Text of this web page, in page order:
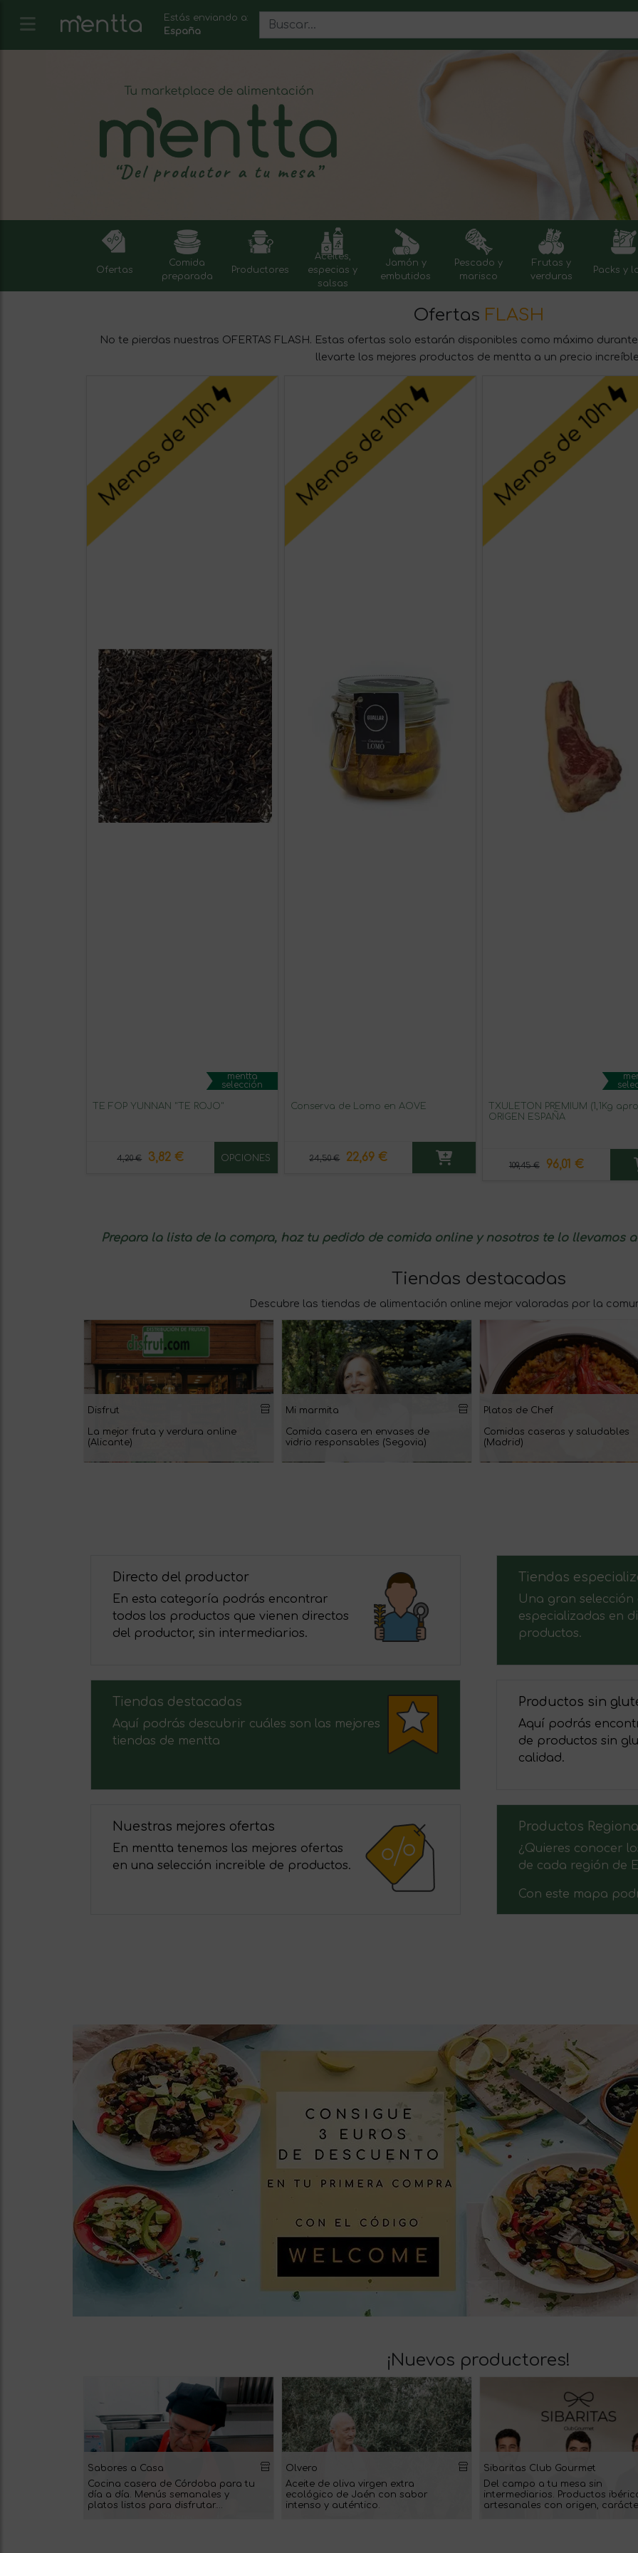
Estás enviando a:
España
Ofertas
Comida
preparada
Productores
Aceites,
especias y
salsas
Jamón y
embutidos
Pescado y
marisco
Frutas y
verduras
Packs y
Ofertas FLASH
No te pierdas nuestras OFERTAS FLASH. Estas ofertas solo estarán disponibles como máximo
llevarte los mejores productos de mentta a un precio
mentta
selección
TÉ FOP YUNNAN "TÉ ROJO"
4,20 € 3,82 € OPCIONES
Conserva de Lomo en AOVE
24,50 € 22,69 €
TXULETON PREMIUM (1,1Kg aprox.)
ORIGEN ESPAÑA
109,45 € 96,01 €
Prepara la lista de la compra, haz tu pedido de comida online y nosotros te lo llevamos
Tiendas destacadas
Descubre las tiendas de alimentación online mejor valoradas por la
Disfrut
La mejor fruta y verdura online
(Alicante)
Mi marmita
Comida casera en envases de
vidrio responsables (Segovia)
Platos de Chef
Comidas caseras y saludables
(Madrid)
Directo del productor
En esta categoría podrás encontrar
todos los productos que vienen directos
del productor, sin intermediarios.
Tiendas
Una gran selección
especializadas en
productos.
Tiendas destacadas
Aquí podrás descubrir cuáles son las mejores
tiendas de mentta
Productos sin
Aquí podrás
de productos sin
calidad.
Nuestras mejores ofertas
En mentta tenemos las mejores ofertas
en una selección increible de productos.
Productos
¿Quieres conocer
de cada región de
Con este mapa
¡Nuevos productores!
Sabores a Casa
Cocina casera de Córdoba para tu
día a día. Menús semanales y
platos listos para disfrutar.
Olvero
Aceite de oliva virgen extra
ecológico de Jaén con sabor
intenso y auténtico.
Sibaritas Club Gourmet
Del campo a tu mesa sin
intermediarios. Productos
artesanales con origen,